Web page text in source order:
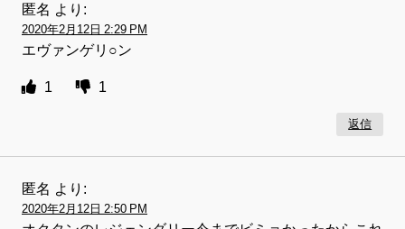
匿名 より:
2020年2月12日 2:29 PM
エヴァンゲリ○ン
1 1
返信
匿名 より:
2020年2月12日 2:50 PM